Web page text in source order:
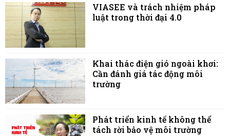
VIASEE và trách nhiệm pháp
luật trong thời đại 4.0
Khai thác điện gió ngoài khơi:
Cần đánh giá tác động môi
trường
Phát triển kinh tế không thể
tách rời bảo vệ môi trường